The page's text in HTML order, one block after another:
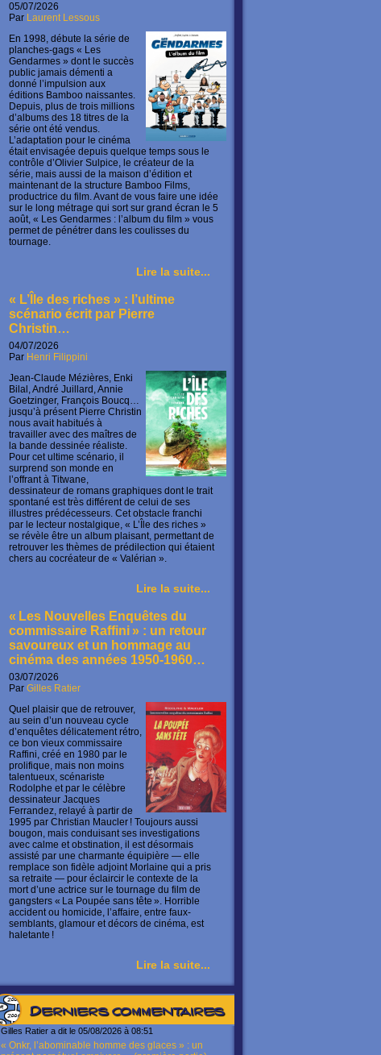
05/07/2026
Par Laurent Lessous
En 1998, débute la série de
planches-gags « Les
Gendarmes » dont le succès
public jamais démenti a
donné l’impulsion aux
éditions Bamboo naissantes.
Depuis, plus de trois millions
d’albums des 18 titres de la
série ont été vendus.
L’adaptation pour le cinéma
était envisagée depuis quelque temps sous le
contrôle d’Olivier Sulpice, le créateur de la
série, mais aussi de la maison d’édition et
maintenant de la structure Bamboo Films,
productrice du film. Avant de vous faire une idée
sur le long métrage qui sort sur grand écran le 5
août, « Les Gendarmes : l’album du film » vous
permet de pénétrer dans les coulisses du
tournage.
Lire la suite...
« L’Île des riches » : l’ultime
scénario écrit par Pierre
Christin…
04/07/2026
Par Henri Filippini
Jean-Claude Mézières, Enki
Bilal, André Juillard, Annie
Goetzinger, François Boucq…
jusqu’à présent Pierre Christin
nous avait habitués à
travailler avec des maîtres de
la bande dessinée réaliste.
Pour cet ultime scénario, il
surprend son monde en
l’offrant à Titwane,
dessinateur de romans graphiques dont le trait
spontané est très différent de celui de ses
illustres prédécesseurs. Cet obstacle franchi
par le lecteur nostalgique, « L’Île des riches »
se révèle être un album plaisant, permettant de
retrouver les thèmes de prédilection qui étaient
chers au cocréateur de « Valérian ».
Lire la suite...
« Les Nouvelles Enquêtes du
commissaire Raffini » : un retour
savoureux et un hommage au
cinéma des années 1950-1960…
03/07/2026
Par Gilles Ratier
Quel plaisir que de retrouver,
au sein d’un nouveau cycle
d’enquêtes délicatement rétro,
ce bon vieux commissaire
Raffini, créé en 1980 par le
prolifique, mais non moins
talentueux, scénariste
Rodolphe et par le célèbre
dessinateur Jacques
Ferrandez, relayé à partir de
1995 par Christian Maucler ! Toujours aussi
bougon, mais conduisant ses investigations
avec calme et obstination, il est désormais
assisté par une charmante équipière — elle
remplace son fidèle adjoint Morlaine qui a pris
sa retraite — pour éclaircir le contexte de la
mort d’une actrice sur le tournage du film de
gangsters « La Poupée sans tête ». Horrible
accident ou homicide, l’affaire, entre faux-
semblants, glamour et décors de cinéma, est
haletante !
Lire la suite...
Derniers commentaires
Gilles Ratier a dit le 05/08/2026 à 08:51
« Onkr, l’abominable homme des glaces » : un